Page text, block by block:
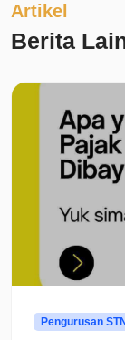
Artikel
Berita
Pengurusan